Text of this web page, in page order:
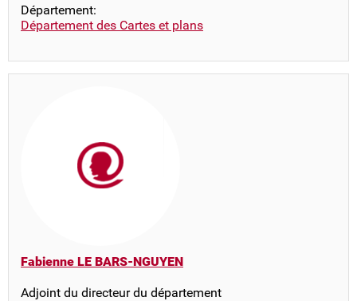
Département:
Département des Cartes et plans
Fabienne LE BARS-NGUYEN
Adjoint du directeur du département